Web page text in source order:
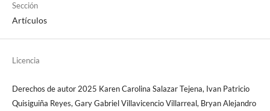
Sección
Artículos
Licencia
Derechos de autor 2025 Karen Carolina Salazar Tejena, Ivan Patricio
Quisiguiña Reyes, Gary Gabriel Villavicencio Villarreal, Bryan Alejandro